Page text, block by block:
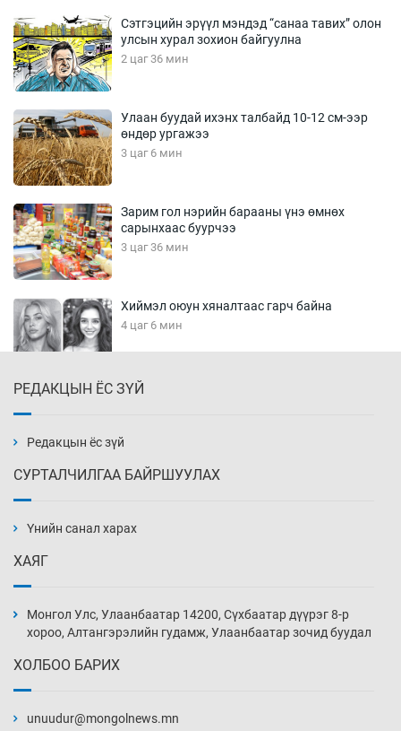
Сэтгэцийн эрүүл мэндэд “санаа тавих” олон
улсын хурал зохион байгуулна
2 цаг 36 мин
Улаан буудай ихэнх талбайд 10-12 см-ээр
өндөр ургажээ
3 цаг 6 мин
Зарим гол нэрийн барааны үнэ өмнөх
сарынхаас буурчээ
3 цаг 36 мин
Хиймэл оюун хяналтаас гарч байна
4 цаг 6 мин
4 цаг 36 мин
нэмэгджээ
5 цаг 6 мин
5 цаг 36 мин
РЕДАКЦЫН ЁС ЗҮЙ
Редакцын ёс зүй
СУРТАЛЧИЛГАА БАЙРШУУЛАХ
Үнийн санал харах
ХАЯГ
Монгол Улс, Улаанбаатар 14200, Сүхбаатар дүүрэг 8-р
хороо, Алтангэрэлийн гудамж, Улаанбаатар зочид буудал
ХОЛБОО БАРИХ
unuudur@mongolnews.mn